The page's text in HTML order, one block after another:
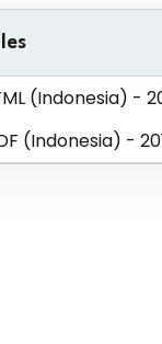
(Indonesia) -
(Indonesia) -